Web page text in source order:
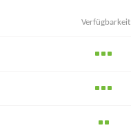
Verfügbarkeit